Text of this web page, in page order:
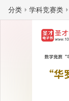
分类 学科竞赛类